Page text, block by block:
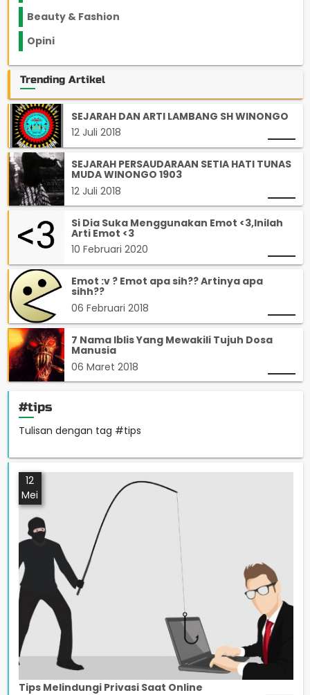
Beauty & Fashion
Opini
Trending Artikel
SEJARAH DAN ARTI LAMBANG SH WINONGO
12 Juli 2018
SEJARAH PERSAUDARAAN SETIA HATI TUNAS
MUDA WINONGO 1903
12 Juli 2018
Si Dia Suka Menggunakan Emot <3,Inilah
Arti Emot <3
10 Februari 2020
Emot :v ? Emot apa sih?? Artinya apa
sihh??
06 Februari 2018
7 Nama Iblis Yang Mewakili Tujuh Dosa
Manusia
06 Maret 2018
#tips
Tulisan dengan tag #tips
12
Mei
Tips Melindungi Privasi Saat Online